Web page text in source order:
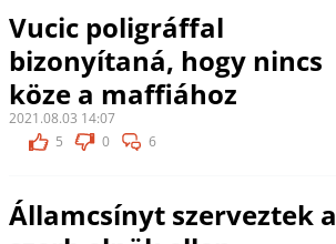
Vucic poligráffal
bizonyítaná, hogy nincs
köze a maffiához
2021.08.03 14:07
5
0 6
Államcsínyt szerveztek a